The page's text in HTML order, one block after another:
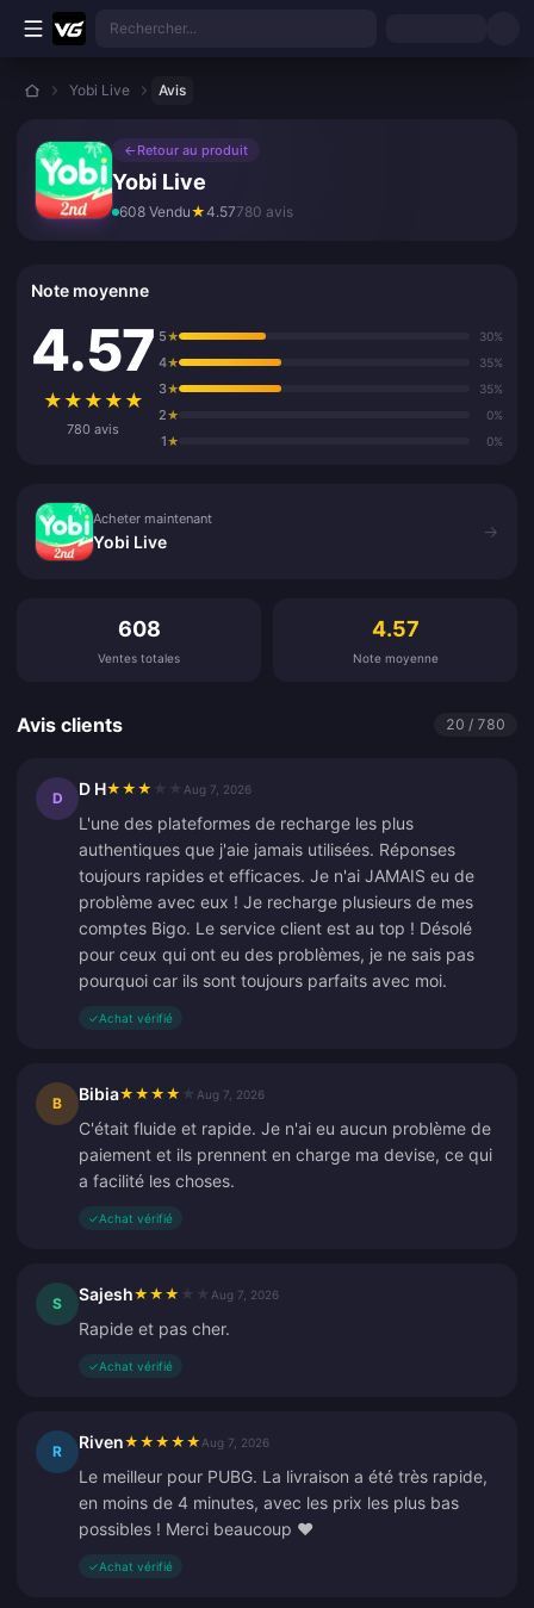
Aller au contenu principal
Rechercher...
Yobi Live Avis
← Retour au produit
Yobi Live
608 Vendu★4.57780 avis
Note moyenne
4.57
★ ★ ★ ★ ★
780 avis
5★ 30%
4★ 35%
3★ 35%
2★ 0%
1★ 0%
Acheter maintenant
Yobi Live
→
608
Ventes totales
4.57
Note moyenne
Avis clients 20 / 780
D D H★ ★ ★ Aug 7, 2026
L'une des plateformes de recharge les plus
authentiques que j'aie jamais utilisées. Réponses
toujours rapides et efficaces. Je n'ai JAMAIS eu de
problème avec eux ! Je recharge plusieurs de mes
comptes Bigo. Le service client est au top ! Désolé
pour ceux qui ont eu des problèmes, je ne sais pas
pourquoi car ils sont toujours parfaits avec moi.
✓Achat vérifié
B Bibia★ ★ ★ ★ Aug 7, 2026
C'était fluide et rapide. Je n'ai eu aucun problème de
paiement et ils prennent en charge ma devise, ce qui
a facilité les choses.
✓Achat vérifié
S Sajesh★ ★ ★ Aug 7, 2026
Rapide et pas cher.
✓Achat vérifié
R Riven★ ★ ★ ★ ★ Aug 7, 2026
Le meilleur pour PUBG. La livraison a été très rapide,
en moins de 4 minutes, avec les prix les plus bas
possibles ! Merci beaucoup ❤️
✓Achat vérifié